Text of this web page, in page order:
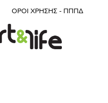
ΌΡΟΙ ΧΡΉΣΗΣ - ΠΠΠΔ